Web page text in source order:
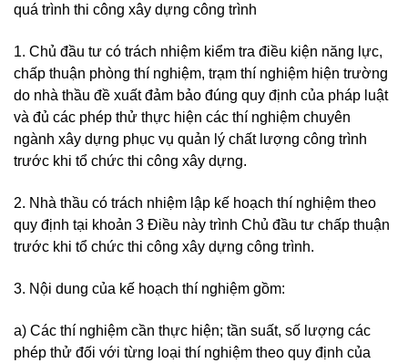
quá trình thi công xây dựng công trình
1. Chủ đầu tư có trách nhiệm kiểm tra điều kiện năng lực,
chấp thuận phòng thí nghiệm, trạm thí nghiệm hiện trường
do nhà thầu đề xuất đảm bảo đúng quy định của pháp luật
và đủ các phép thử thực hiện các thí nghiệm chuyên
ngành xây dựng phục vụ quản lý chất lượng công trình
trước khi tổ chức thi công xây dựng.
2. Nhà thầu có trách nhiệm lập kế hoạch thí nghiệm theo
quy định tại khoản 3 Điều này trình Chủ đầu tư chấp thuận
trước khi tổ chức thi công xây dựng công trình.
3. Nội dung của kế hoạch thí nghiệm gồm:
a) Các thí nghiệm cần thực hiện; tần suất, số lượng các
phép thử đối với từng loại thí nghiệm theo quy định của